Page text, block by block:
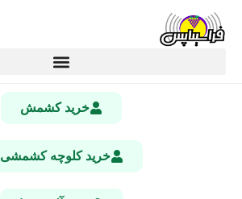
خرید کشمش
خرید کلوچه کشمشی